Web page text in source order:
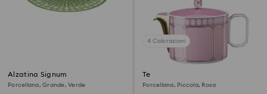
Alzatina Signum
Porcellana, Grande, Verde
4 Colorazioni
Teiera Signum
Porcellana, Piccola, Rosa